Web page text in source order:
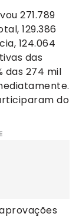
271.789
129.386
124.064
das
das 274 mil
do